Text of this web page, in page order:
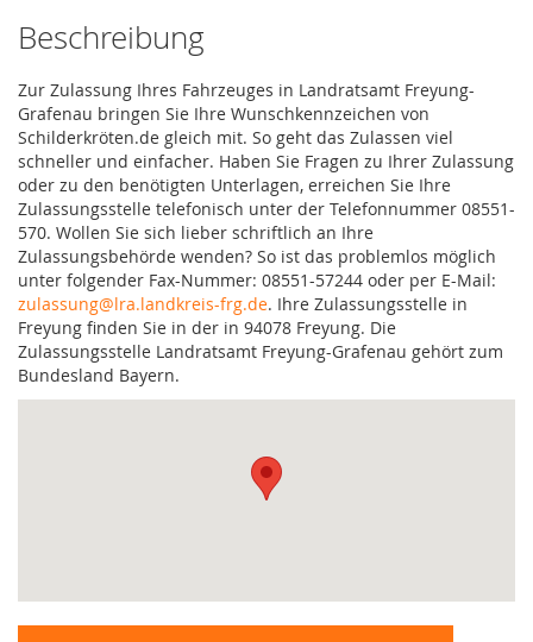
Beschreibung
Zur Zulassung Ihres Fahrzeuges in Landratsamt Freyung-
Grafenau bringen Sie Ihre Wunschkennzeichen von
Schilderkröten.de gleich mit. So geht das Zulassen viel
schneller und einfacher. Haben Sie Fragen zu Ihrer Zulassung
oder zu den benötigten Unterlagen, erreichen Sie Ihre
Zulassungsstelle telefonisch unter der Telefonnummer 08551-
570. Wollen Sie sich lieber schriftlich an Ihre
Zulassungsbehörde wenden? So ist das problemlos möglich
unter folgender Fax-Nummer: 08551-57244 oder per E-Mail:
zulassung@lra.landkreis-frg.de. Ihre Zulassungsstelle in
Freyung finden Sie in der in 94078 Freyung. Die
Zulassungsstelle Landratsamt Freyung-Grafenau gehört zum
Bundesland Bayern.